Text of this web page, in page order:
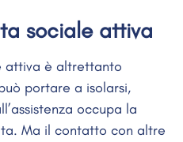
sociale attiva
attiva è altrettanto
portare a isolarsi,
occupa la
Ma il contatto con altre